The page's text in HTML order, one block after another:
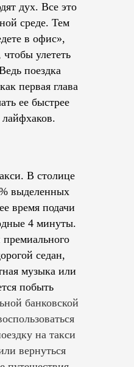
дух. Все это
среде. Тем
в офис»,
чтобы улететь
поездка
первая глава
ее быстрее
В столице
выделенных
время подачи
4 минуты.
седан,
музыка или
побыть
банковской
на такси
вернуться